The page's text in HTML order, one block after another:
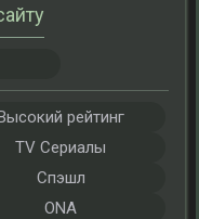
рейтинг
TV Сериалы
Спэшл
ONA